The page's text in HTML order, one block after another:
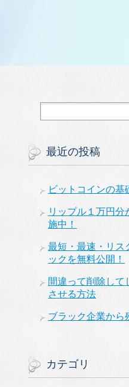
最近の投稿
ビットコインの基
リップル１万円分
施中！
最短・最速・リス
ックを無料公開！
間違って削除して
させる方法
ブラック企業から
カテゴリ